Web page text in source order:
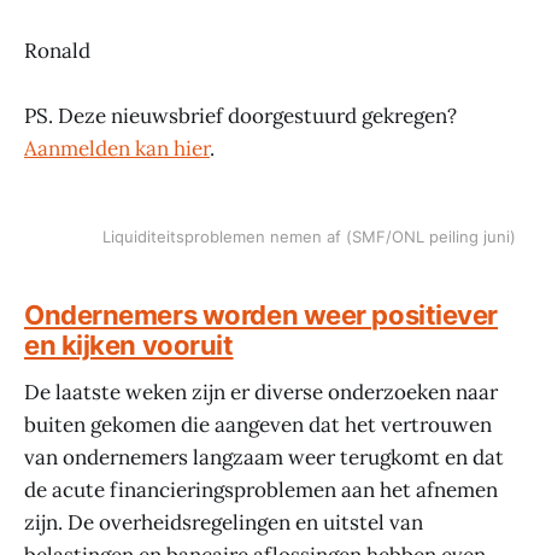
Ronald
PS. Deze nieuwsbrief doorgestuurd gekregen?
Aanmelden kan hier.
Liquiditeitsproblemen nemen af (SMF/ONL peiling juni)
Ondernemers worden weer positiever
en kijken vooruit
De laatste weken zijn er diverse onderzoeken naar
buiten gekomen die aangeven dat het vertrouwen
van ondernemers langzaam weer terugkomt en dat
de acute financieringsproblemen aan het afnemen
zijn. De overheidsregelingen en uitstel van